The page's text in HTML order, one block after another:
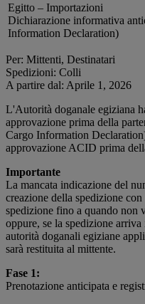
Egitto – Importazioni
Dichiarazione informativa
Information Declaration)
Per: Mittenti, Destinatari
Spedizioni: Colli
A partire dal: Aprile 1, 2026
L'Autorità doganale egiziana
approvazione prima della
Cargo Information
approvazione ACID prima
Importante
La mancata indicazione del
creazione della spedizione
spedizione fino a quando
oppure, se la spedizione
autorità doganali egiziane
sarà restituita al mittente.
Fase 1:
Prenotazione anticipata e